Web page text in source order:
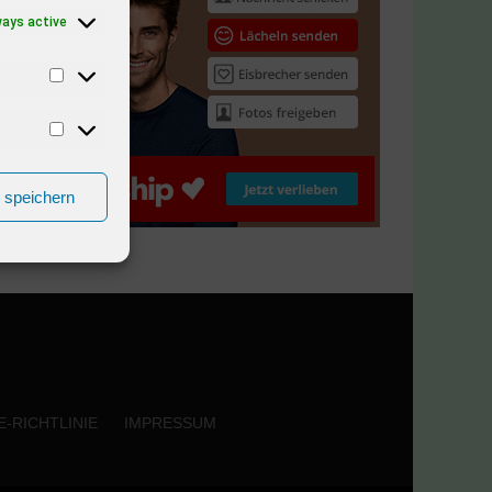
active
speichern
RICHTLINIE IMPRESSUM